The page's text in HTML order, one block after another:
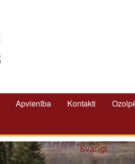
Apvienība Kontakti
Svarīgi